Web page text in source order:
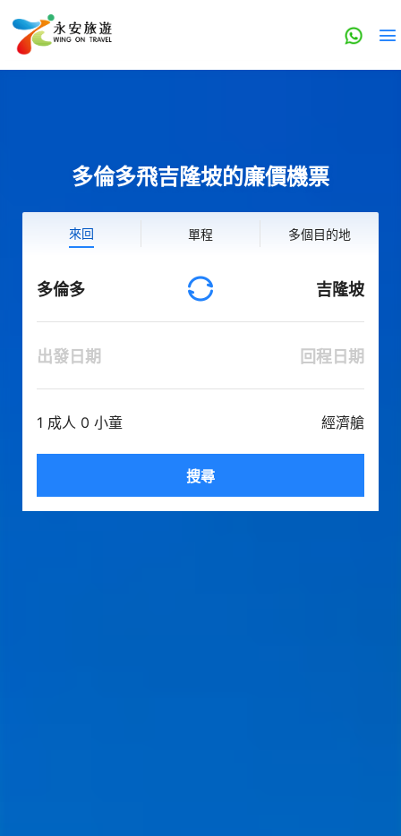
多倫多飛吉隆坡的廉價機票
來回 單程 多個目的地
多倫多 吉隆坡
出發日期 回程日期
1 成人 0 小童 經濟艙
搜尋